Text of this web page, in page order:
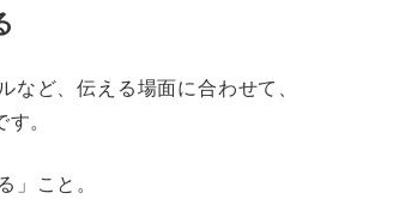
ど、伝える場面に合わせて、
。
こと。